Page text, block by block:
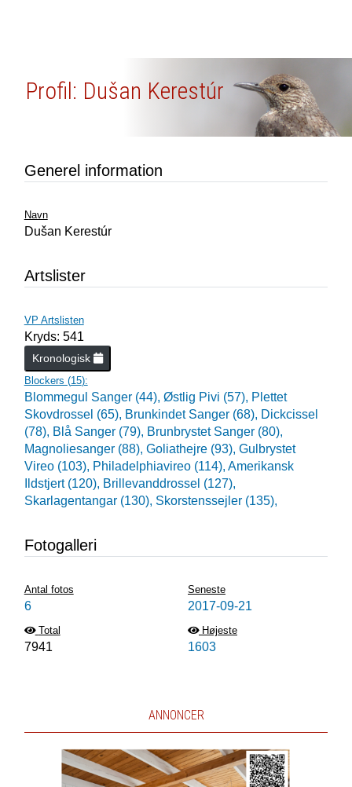
Profil: Dušan Kerestúr
Generel information
Navn
Dušan Kerestúr
Artslister
VP Artslisten
Kryds: 541
Kronologisk
Blockers (15):
Blommegul Sanger (44), Østlig Pivi (57), Plettet
Skovdrossel (65), Brunkindet Sanger (68), Dickcissel
(78), Blå Sanger (79), Brunbrystet Sanger (80),
Magnoliesanger (88), Goliathejre (93), Gulbrystet
Vireo (103), Philadelphiavireo (114), Amerikansk
Ildstjert (120), Brillevanddrossel (127),
Skarlagentangar (130), Skorstenssejler (135),
Fotogalleri
Antal fotos
6
Seneste
2017-09-21
Total
7941
Højeste
1603
ANNONCER